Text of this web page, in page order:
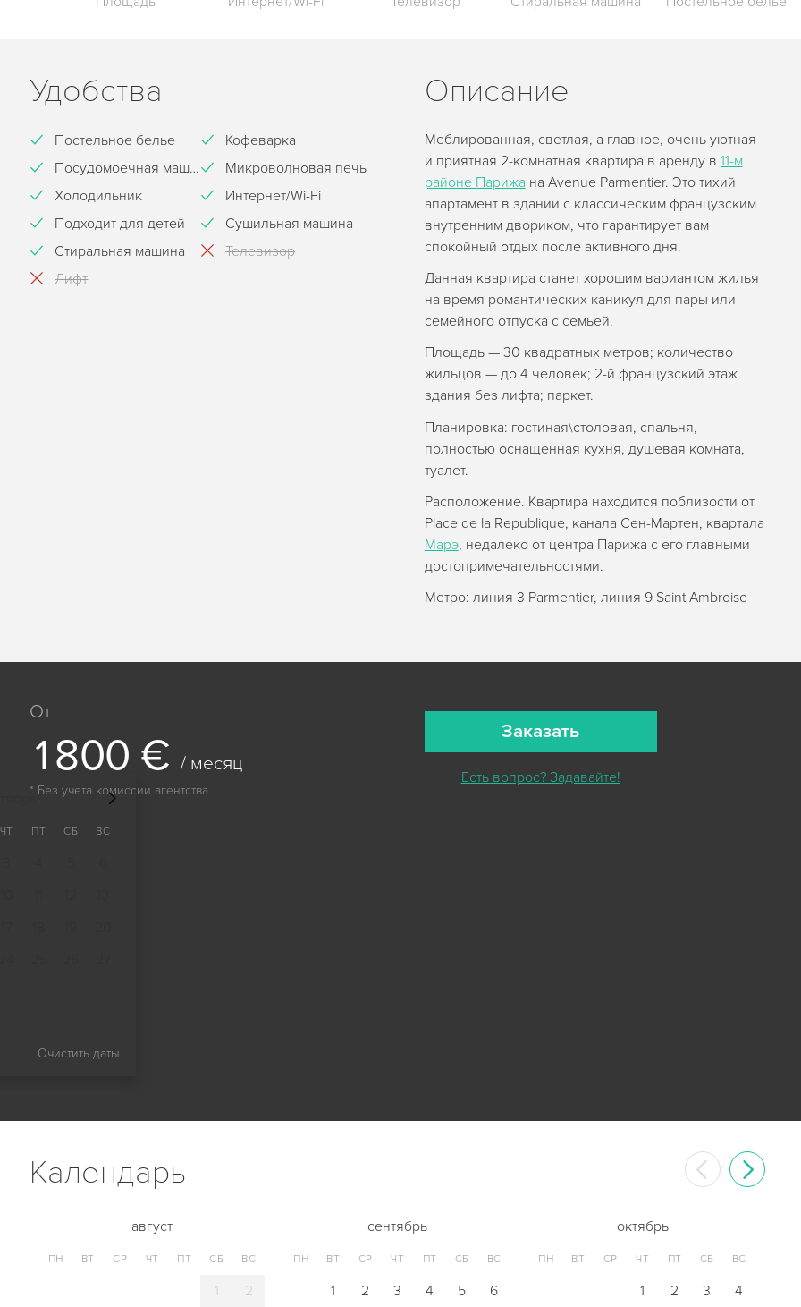
Удобства
Постельное белье
Кофеварка
Посудомоечная машина
Микроволновая печь
Холодильник
Интернет/Wi-Fi
Подходит для детей
Сушильная машина
Стиральная машина
Телевизор
Лифт
Описание
Меблированная, светлая, а главное, очень уютная
и приятная 2-комнатная квартира в аренду в 11-м
районе Парижа на Avenue Parmentier. Это тихий
апартамент в здании с классическим французским
внутренним двориком, что гарантирует вам
спокойный отдых после активного дня.
Данная квартира станет хорошим вариантом жилья
на время романтических каникул для пары или
семейного отпуска с семьей.
Площадь — 30 квадратных метров; количество
жильцов — до 4 человек; 2-й французский этаж
здания без лифта; паркет.
Планировка: гостиная\столовая, спальня,
полностью оснащенная кухня, душевая комната,
туалет.
Расположение. Квартира находится поблизости от
Place de la Republique, канала Сен-Мартен, квартала
Марэ, недалеко от центра Парижа с его главными
достопримечательностями.
Метро: линия 3 Parmentier, линия 9 Saint Ambroise
ЧТ ПТ СБ ВС
Очистить даты
От
1800 € / месяц
* Без учета комиссии агентства
Заказать
Есть вопрос? Задавайте!
Календарь
август
ПН ВТ СР ЧТ ПТ СБ ВС
1
2
сентябрь
ПН ВТ СР ЧТ ПТ СБ ВС
1 2 3 4 5
6
октябрь
ПН ВТ СР ЧТ ПТ СБ ВС
1 2 3
4